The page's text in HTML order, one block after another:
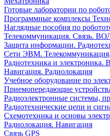
Готовые лаборатории по
Программные комплексы
Наглядные пособия по
Телекоммуникация. Связь.
Защита информации.
Сети ЭВМ. Телекоммуникация,
Радиотехника и
Навигация. Радиолокация
Учебное оборудование по
Приемопередающие
Радиоэлектронные системы,
Радиотехнические цепи и
Схемотехника и основы
Радиолокация. Навигация
Связь GPS